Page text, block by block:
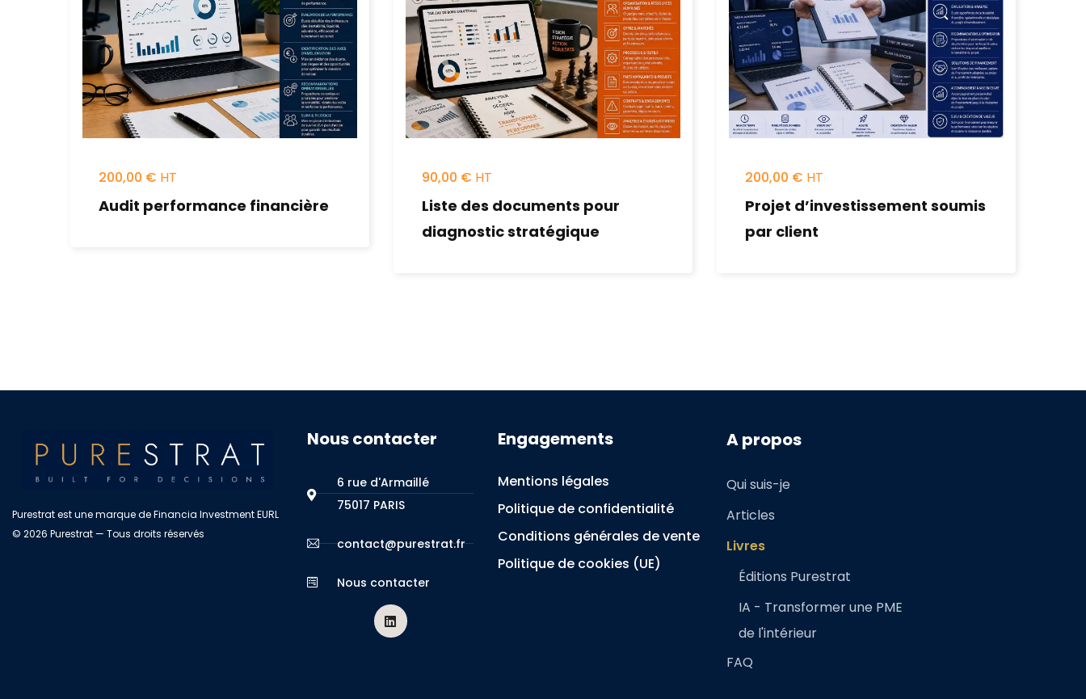
200,00 €
Audit performance financière
90,00 €
Liste des documents pour
diagnostic stratégique
200,00 €
Projet d’investissement soumis
par client
Purestrat est une marque de Financia Investment EURL
© 2026 Purestrat — Tous droits réservés
Nous contacter
6 rue d'Armaillé
75017 PARIS
contact@purestrat.fr
Nous contacter
Engagements
Mentions légales
Politique de confidentialité
Conditions générales de vente
Politique de cookies (UE)
A propos
Qui suis-je
Articles
Livres
Éditions Purestrat
IA - Transformer une PME
de l'intérieur
FAQ